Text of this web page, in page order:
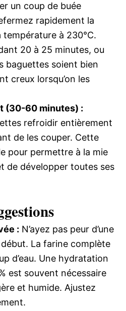
un coup de buée
rapidement la
température à 230°C.
20 à 25 minutes, ou
baguettes soient bien
creux lorsqu’on les
(30-60 minutes) :
refroidir entièrement
de les couper. Cette
pour permettre à la mie
de développer toutes ses
: N’ayez pas peur d’une
La farine complète
d’eau. Une hydratation
est souvent nécessaire
et humide. Ajustez